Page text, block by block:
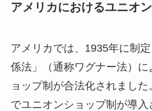
アメリカにおけるユニオ
アメリカでは、1935年に制
係法」（通称ワグナー法）
ョップ制が合法化されまし
でユニオンショップ制が導